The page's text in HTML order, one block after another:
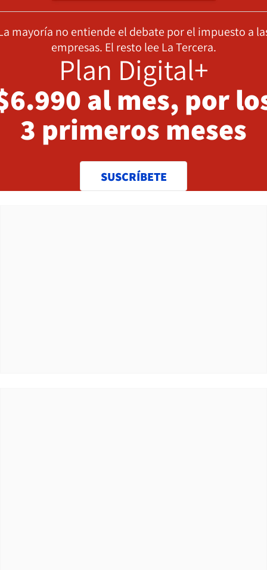
mayoría no entiende el debate por el impuesto a
empresas. El resto lee La Tercera.
Plan Digital+
al mes, por
3 primeros meses
SUSCRÍBETE